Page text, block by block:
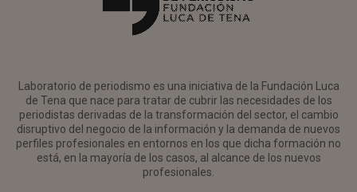
Laboratorio de periodismo es una iniciativa de la Fundación Luca
de Tena que nace para tratar de cubrir las necesidades de los
periodistas derivadas de la transformación del sector, el cambio
disruptivo del negocio de la información y la demanda de nuevos
perfiles profesionales en entornos en los que dicha formación no
está, en la mayoría de los casos, al alcance de los nuevos
profesionales.